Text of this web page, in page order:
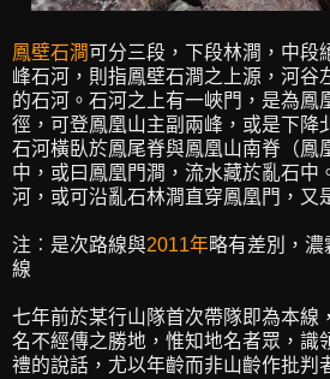
鳳壁石澗可分三段，下段林澗，中段
峰石河，則指鳳壁石澗之上源，河谷
的石河。石河之上有一峽門，是為鳳
徑，可登鳳凰山主副兩峰，或是下降
石河橫臥於鳳尾脊與鳳凰山南脊（鳳
中，或曰鳳凰門澗，流水藏於亂石中
河，或可沿亂石林澗直穿鳳凰門，又
注︰是次路線與2011年略有差別，
線
七年前於某行山隊首次帶隊即為本線
名不經傳之勝地，惟知地名者眾，識
禮的說話，尤以年齡而非山齡作批判